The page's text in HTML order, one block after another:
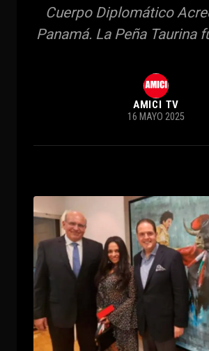
Cuerpo Diplomático
Panamá. La Peña Taurina
AMICI TV
16 MAYO 2025